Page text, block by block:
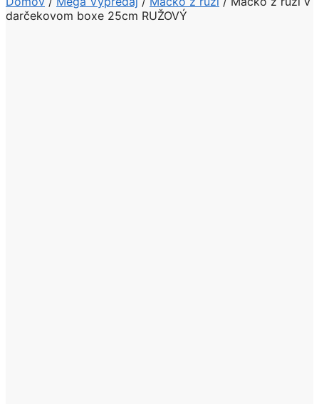
darčekovom boxe 25cm RUŽOVÝ